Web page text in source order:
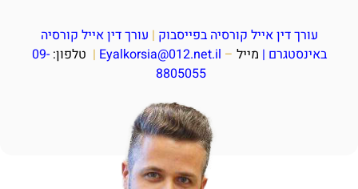
עורך דין אייל קורסיה בפייסבוק | עורך דין אייל קורסיה
באינסטגרם | מייל –
Eyalkorsia@012.net.il
| טלפון: 09-
8805055